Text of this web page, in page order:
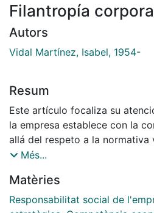
Filantropía
Autors
Vidal Martínez, Isabel, 1954-
Resum
Este artículo focaliza su
la empresa establece con la
allá del respeto a la normativa
denomina la agenda social. Se
la empresa. Filantropía
y resultados exige que la
Més...
Matèries
Responsabilitat social de